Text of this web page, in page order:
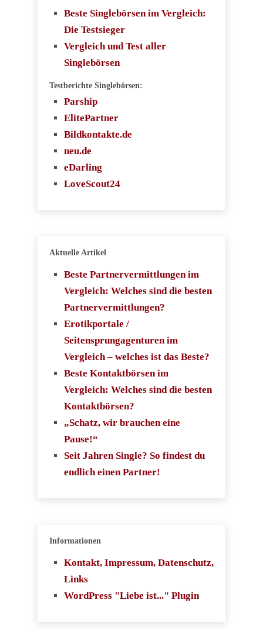
Beste Singlebörsen im Vergleich:
Die Testsieger
Vergleich und Test aller
Singlebörsen
Testberichte Singlebörsen:
Parship
ElitePartner
Bildkontakte.de
neu.de
eDarling
LoveScout24
Aktuelle Artikel
Beste Partnervermittlungen im
Vergleich: Welches sind die besten
Partnervermittlungen?
Erotikportale /
Seitensprungagenturen im
Vergleich – welches ist das Beste?
Beste Kontaktbörsen im
Vergleich: Welches sind die besten
Kontaktbörsen?
„Schatz, wir brauchen eine
Pause!“
Seit Jahren Single? So findest du
endlich einen Partner!
Informationen
Kontakt, Impressum, Datenschutz,
Links
WordPress "Liebe ist..." Plugin